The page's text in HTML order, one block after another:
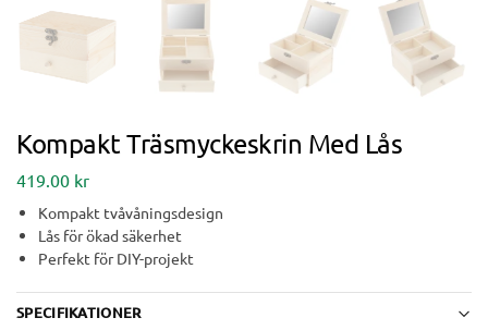
Kompakt Träsmyckeskrin Med Lås
419.00 kr
Kompakt tvåvåningsdesign
Lås för ökad säkerhet
Perfekt för DIY-projekt
SPECIFIKATIONER